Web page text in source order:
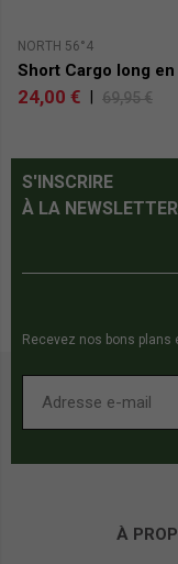
NORTH 56°4
Short Cargo long
24,00 € | 69,95 €
S'INSCRIRE
À LA NEWSLETTER
Recevez nos bons plans
À